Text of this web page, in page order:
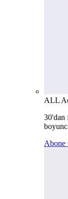
ALL
30'dan
Abone